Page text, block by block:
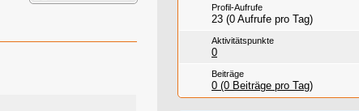
Profil-Aufrufe
23 (0 Aufrufe pro Tag)
Aktivitätspunkte
0
Beiträge
0 (0 Beiträge pro Tag)